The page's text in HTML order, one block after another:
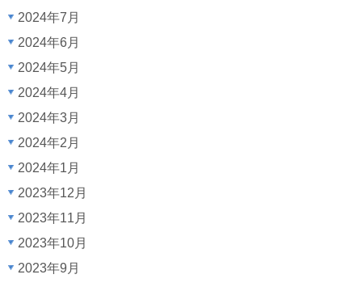
2024年7月
2024年6月
2024年5月
2024年4月
2024年3月
2024年2月
2024年1月
2023年12月
2023年11月
2023年10月
2023年9月